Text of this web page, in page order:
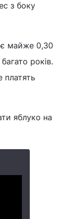
з боку
майже 0,30
років.
платять
яблуко на